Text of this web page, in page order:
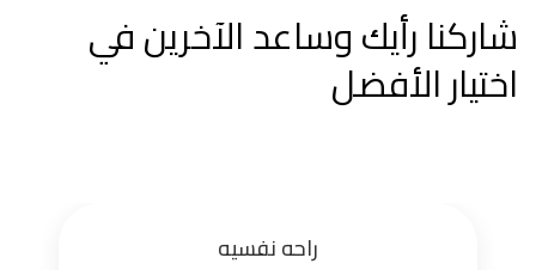
شاركنا رأيك وساعد الآخرين في
اختيار الأفضل
راحه نفسيه